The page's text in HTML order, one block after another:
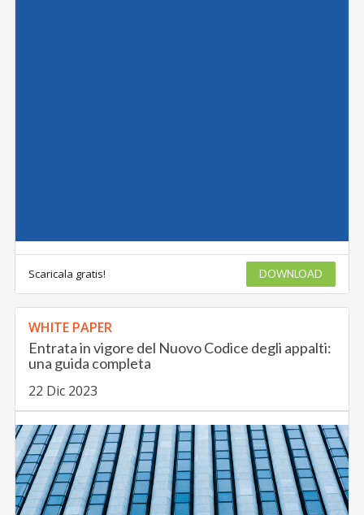
Scaricala gratis! DOWNLOAD
WHITE PAPER
Entrata in vigore del Nuovo Codice degli appalti:
una guida completa
22 Dic 2023